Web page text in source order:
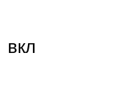
вкл